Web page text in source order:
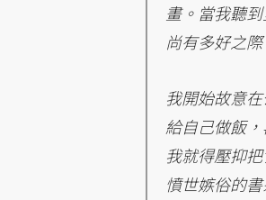
畫。當我聽
尚有多好之
我開始故意
給自己做飯
我就得壓抑
憤世嫉俗的